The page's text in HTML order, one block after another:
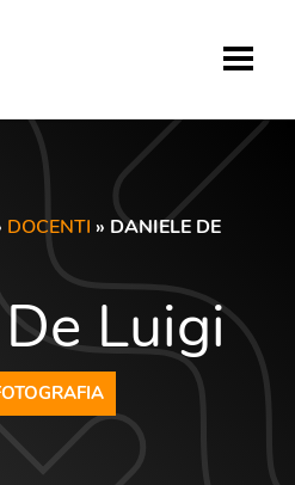
DOCENTI » DANIELE DE
Luigi